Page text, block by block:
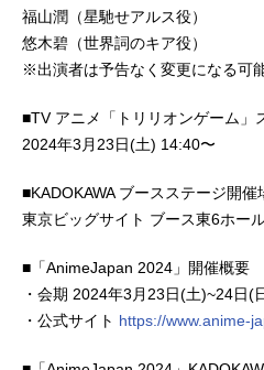
福山潤（星馳せアルス役）
悠木碧（世界詞のキア役）
※出演者は予告なく変更になる可
■TV アニメ「トリリオンゲーム」
2024年3月23日(土) 14:40〜
■KADOKAWA ブースステージ開催
東京ビッグサイト ブース東6ホー
■「AnimeJapan 2024」開催概要
・会期 2024年3月23日(土)~24日(
・公式サイト https://www.anime-